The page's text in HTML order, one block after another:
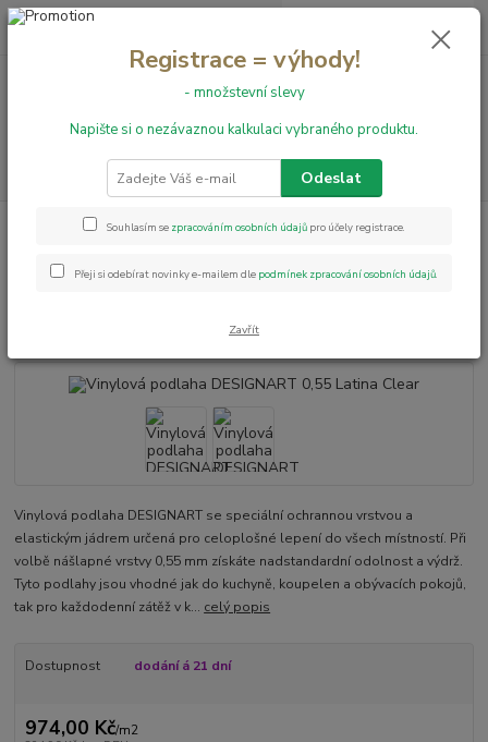
+420 731 199 591 0,00 Kč
Vinylové podlahy
Vinylová podlaha DESIGNART 0,55 Latina
Vinylová podlaha DESIGNART
0,55 Latina Clear
Vinylová podlaha DESIGNART se speciální ochrannou vrstvou a
elastickým jádrem určená pro celoplošné lepení do všech místností. Při
volbě nášlapné vrstvy 0,55 mm získáte nadstandardní odolnost a výdrž.
Tyto podlahy jsou vhodné jak do kuchyně, koupelen a obývacích pokojů,
tak pro každodenní zátěž v k... celý popis
Dostupnost dodání á 21 dní
974,00 Kč/m2
Registrace = výhody!
- množstevní slevy
Napište si o nezávaznou kalkulaci vybraného produktu.
Odeslat
Souhlasím se zpracováním osobních údajů pro účely registrace.
Přeji si odebírat novinky e-mailem dle podmínek zpracování osobních údajů.
Zavřít